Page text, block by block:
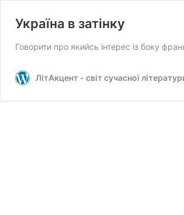
Україна в затінку
Говорити про якийсь інтерес із боку
ЛітАкцент - світ сучасної